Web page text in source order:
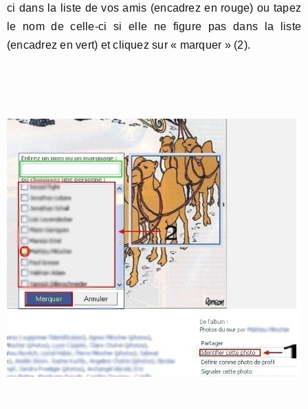
ci dans la liste de vos amis (encadrez en rouge) ou tapez
le nom de celle-ci si elle ne figure pas dans la liste
(encadrez en vert) et cliquez sur « marquer » (2).